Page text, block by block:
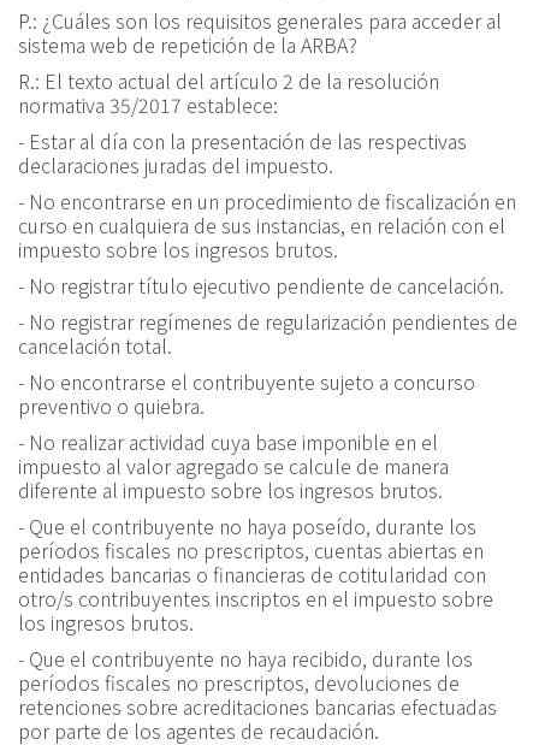
P.: ¿Cuáles son los requisitos generales para acceder al
sistema web de repetición de la ARBA?
R.: El texto actual del artículo 2 de la resolución
normativa 35/2017 establece:
- Estar al día con la presentación de las respectivas
declaraciones juradas del impuesto.
- No encontrarse en un procedimiento de fiscalización en
curso en cualquiera de sus instancias, en relación con el
impuesto sobre los ingresos brutos.
- No registrar título ejecutivo pendiente de cancelación.
- No registrar regímenes de regularización pendientes de
cancelación total.
- No encontrarse el contribuyente sujeto a concurso
preventivo o quiebra.
- No realizar actividad cuya base imponible en el
impuesto al valor agregado se calcule de manera
diferente al impuesto sobre los ingresos brutos.
- Que el contribuyente no haya poseído, durante los
períodos fiscales no prescriptos, cuentas abiertas en
entidades bancarias o financieras de cotitularidad con
otro/s contribuyentes inscriptos en el impuesto sobre
los ingresos brutos.
- Que el contribuyente no haya recibido, durante los
períodos fiscales no prescriptos, devoluciones de
retenciones sobre acreditaciones bancarias efectuadas
por parte de los agentes de recaudación.